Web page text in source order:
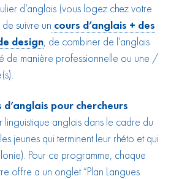
d’anglais (vous logez chez votre
suivre un cours d’anglais + des
design, de combiner de l’anglais
de manière professionnelle ou une /
d’anglais pour chercheurs
linguistique anglais dans le cadre du
jeunes qui terminent leur rhéto et qui
Pour ce programme, chaque
offre a un onglet “Plan Langues